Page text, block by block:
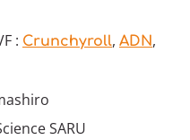
: Crunchyroll, ADN,
SARU